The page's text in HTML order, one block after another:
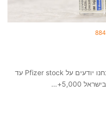
884
כל החדשות על "Pfizer stock" מה אנחנו יודעים על Pfizer stock עד